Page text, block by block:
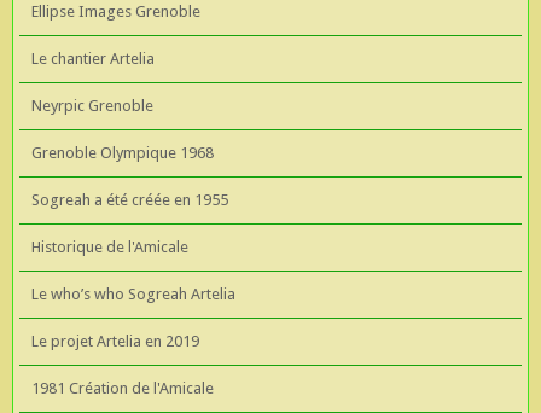
Ellipse Images Grenoble
Le chantier Artelia
Neyrpic Grenoble
Grenoble Olympique 1968
Sogreah a été créée en 1955
Historique de l'Amicale
Le who’s who Sogreah Artelia
Le projet Artelia en 2019
1981 Création de l'Amicale